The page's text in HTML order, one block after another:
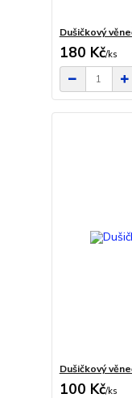
Dušičkový
180 Kč/ks
Dušičkový
100 Kč/ks